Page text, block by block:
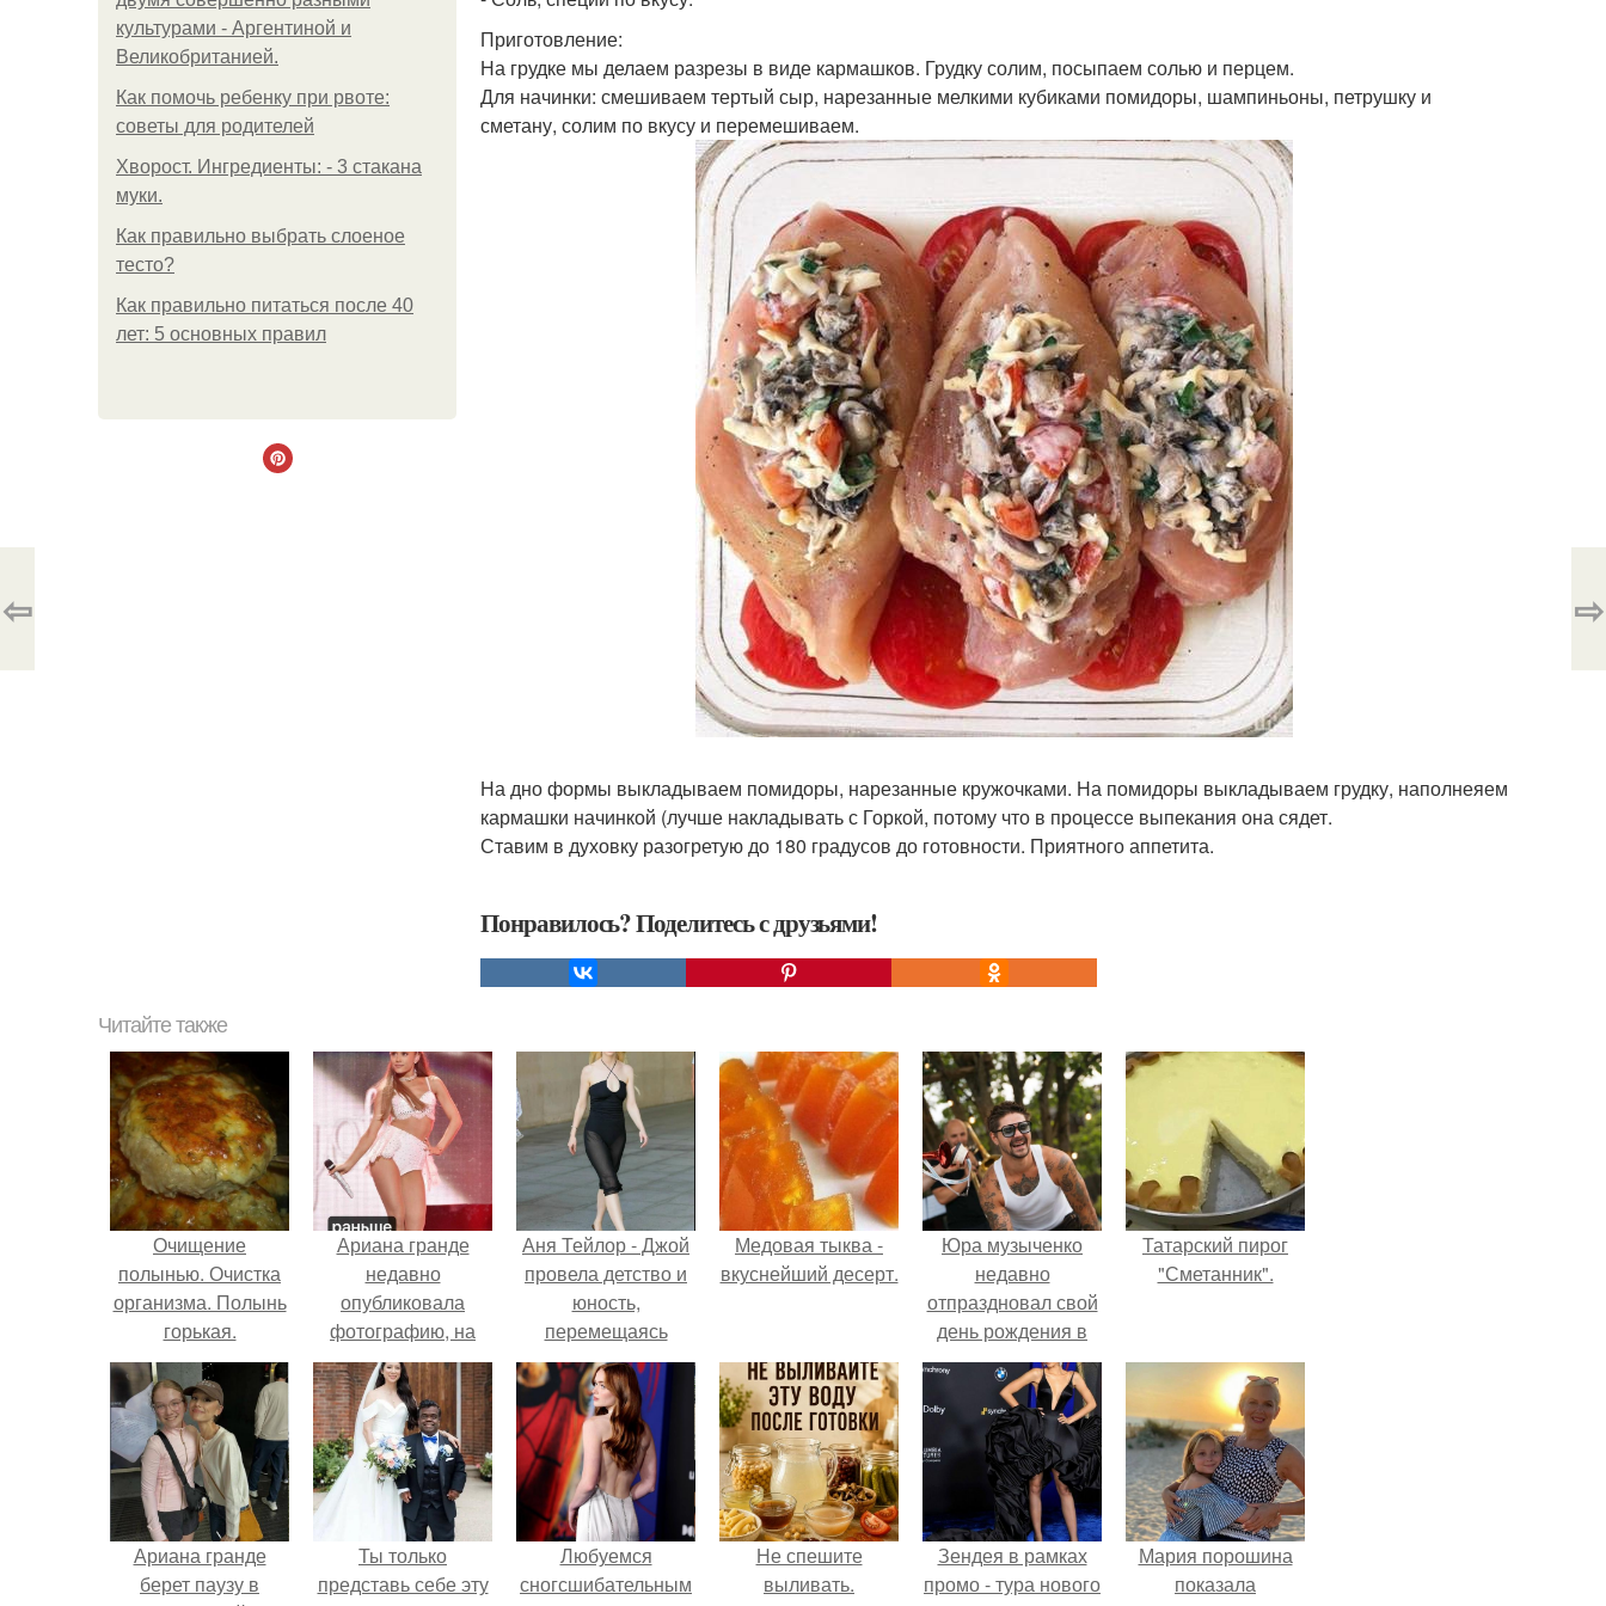
культурами - Аргентиной и
Великобританией.
Как помочь ребенку при рвоте:
советы для родителей
Хворост. Ингредиенты: - 3 стакана
муки.
Как правильно выбрать слоеное
тесто?
Как правильно питаться после 40
лет: 5 основных правил
Приготовление:
На грудке мы делаем разрезы в виде кармашков. Грудку солим, посыпаем солью и перцем.
Для начинки: смешиваем тертый сыр, нарезанные мелкими кубиками помидоры, шампиньоны, петрушку и
сметану, солим по вкусу и перемешиваем.
На дно формы выкладываем помидоры, нарезанные кружочками. На помидоры выкладываем грудку, наполнеяем
кармашки начинкой (лучше накладывать с Горкой, потому что в процессе выпекания она сядет.
Ставим в духовку разогретую до 180 градусов до готовности. Приятного аппетита.
Понравилось? Поделитесь с друзьями!
⇦ ⇨
Читайте также
Очищение
полынью. Очистка
организма. Полынь
горькая.
Ариана гранде
недавно
опубликовала
фотографию, на
которой она
запечатлена вместе
с одной из своих
поклонниц.
Аня Тейлор - Джой
провела детство и
юность,
перемещаясь
между двумя
совершенно
разными
культурами -
Аргентиной и
Великобританией.
Медовая тыква -
вкуснейший десерт.
Юра музыченко
недавно
отпраздновал свой
день рождения в
кругу самых
близких и родных
людей.
Татарский пирог
"Сметанник".
Ариана гранде
берет паузу в
Ты только
представь себе эту
Любуемся
сногсшибательным
Не спешите
выливать.
Зендея в рамках
промо - тура нового
Мария порошина
показала